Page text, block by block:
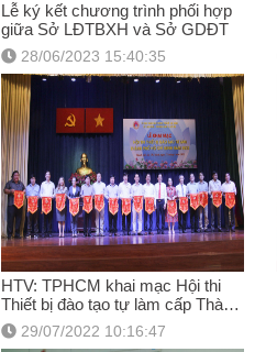
Lễ ký kết chương trình phối hợp
giữa Sở LĐTBXH và Sở GDĐT
28/06/2023 15:40:35
HTV: TPHCM khai mạc Hội thi
Thiết bị đào tạo tự làm cấp Thành
phố năm 2022
29/07/2022 10:16:47